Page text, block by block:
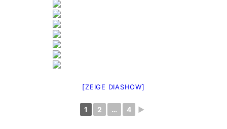
[ZEIGE DIASHOW]
1 2 … 4 ►